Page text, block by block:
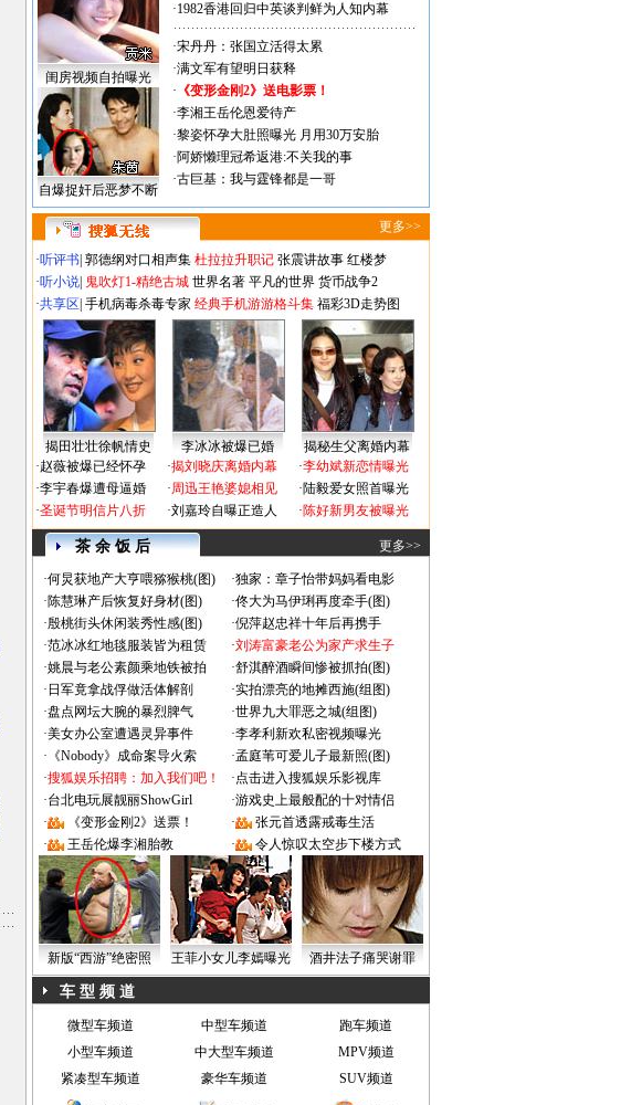
闺房视频自拍曝光
自爆捉奸后恶梦不断
·1982香港回归中英谈判鲜为人知内幕
·宋丹丹：张国立活得太累
·满文军有望明日获释
· 《变形金刚2》送电影票！
·李湘王岳伦恩爱待产
·黎姿怀孕大肚照曝光 月用30万安胎
·阿娇懒理冠希返港:不关我的事
·古巨基：我与霆锋都是一哥
更多>>
·听评书 郭德纲对口相声集 杜拉拉升职记 张震讲故事 红楼梦
·听小说 鬼吹灯1-精绝古城 世界名著 平凡的世界 货币战争2
·共享区 手机病毒杀毒专家 经典手机游游格斗集 福彩3D走势图
揭田壮壮徐帆情史 李冰冰被爆已婚
揭秘生父离婚内幕
·赵薇被爆已经怀孕
·李宇春爆遭母逼婚
·圣诞节明信片八折
·揭刘晓庆离婚内幕
·周迅王艳婆媳相见
·刘嘉玲自曝正造人
·李幼斌新恋情曝光
·陆毅爱女照首曝光
·陈好新男友被曝光
茶 余 饭 后 更多>>
·何炅获地产大亨喂猕猴桃(图) ·独家：章子怡带妈妈看电影
·陈慧琳产后恢复好身材(图) ·佟大为马伊琍再度牵手(图)
·殷桃街头休闲装秀性感(图) ·倪萍赵忠祥十年后再携手
·范冰冰红地毯服装皆为租赁 ·刘涛富豪老公为家产求生子
·姚晨与老公素颜乘地铁被拍 ·舒淇醉酒瞬间惨被抓拍(图)
· 日军竟拿战俘做活体解剖 ·实拍漂亮的地摊西施(组图)
·盘点网坛大腕的暴烈脾气 ·世界九大罪恶之城(组图)
·美女办公室遭遇灵异事件 ·李孝利新欢私密视频曝光
· 《Nobody》成命案导火索 ·孟庭苇可爱儿子最新照(图)
·搜狐娱乐招聘：加入我们吧！ ·点击进入搜狐娱乐影视库
·台北电玩展靓丽ShowGirl ·游戏史上最般配的十对情侣
·
《变形金刚2》送票！ ·
张元首透露戒毒生活
·
王岳伦爆李湘胎教 · 令人惊叹太空步下楼方式
新版“西游”绝密照 王菲小女儿李嫣曝光 酒井法子痛哭谢罪
车 型 频 道
微型车频道 中型车频道
跑车频道
小型车频道
中大型车频道
MPV频道
紧凑型车频道
豪华车频道 SUV频道